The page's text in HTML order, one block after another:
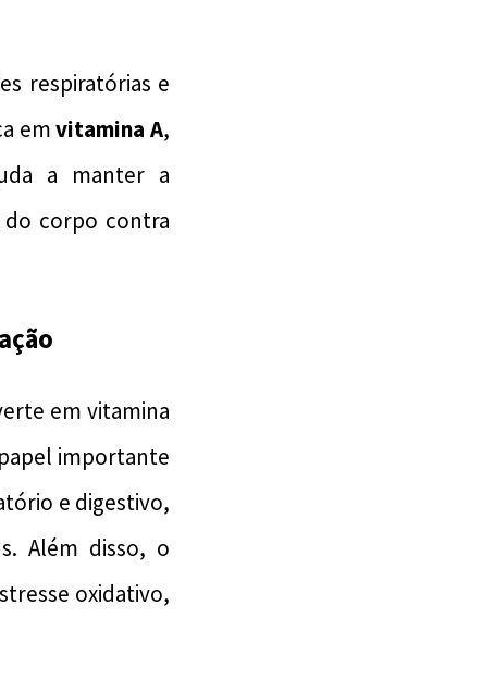
respiratórias e
emvitamina A,
a manter a
do corpo contra
em vitamina
importante
e digestivo,
Além disso, o
oxidativo,